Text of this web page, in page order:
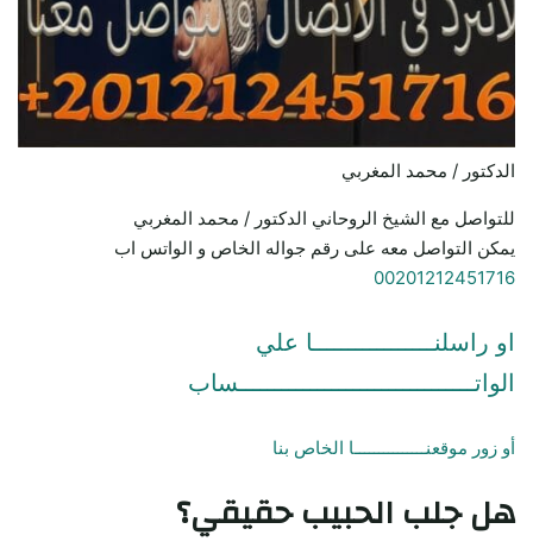
الدكتور / محمد المغربي
للتواصل مع الشيخ الروحاني الدكتور / محمد المغربي
يمكن التواصل معه على رقم جواله الخاص و الواتس اب
00201212451716
او راسلنـــــــــــــــــا علي
الواتـــــــــــــــــــــــــــــــــساب
أو زور موقعنـــــــــــــــا الخاص بنا
هل جلب الحبيب حقيقي؟